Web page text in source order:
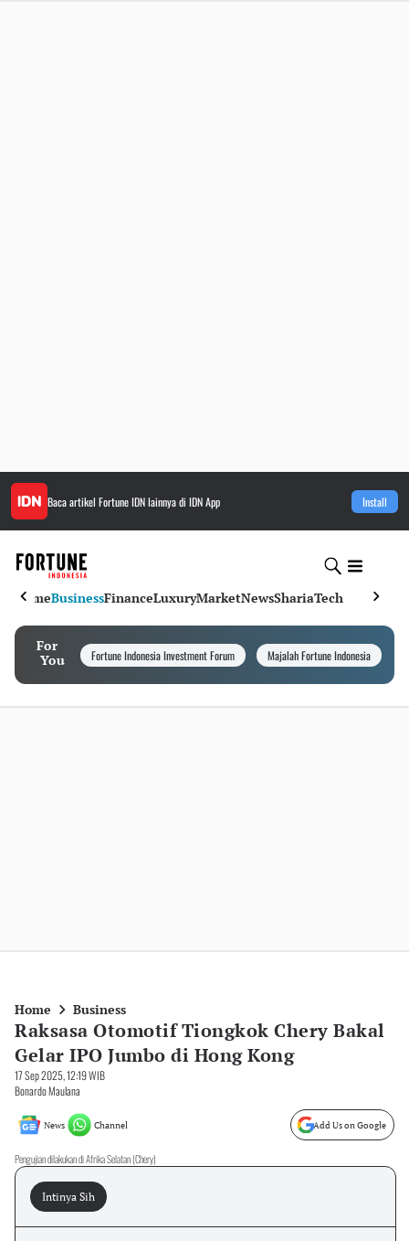
Baca artikel Fortune IDNlainnya di IDN App Install
HomeBusinessFinanceLuxuryMarketNewsShariaTech
For
You
Fortune Indonesia Investment Forum Majalah Fortune Indonesia
Home Business
Raksasa Otomotif Tiongkok Chery Bakal
Gelar IPO Jumbo di Hong Kong
17 Sep 2025, 12:19 WIB
Bonardo Maulana
News Channel Add Us on Google
Pengujian dilakukan di Afrika Selatan (Chery)
Intinya Sih